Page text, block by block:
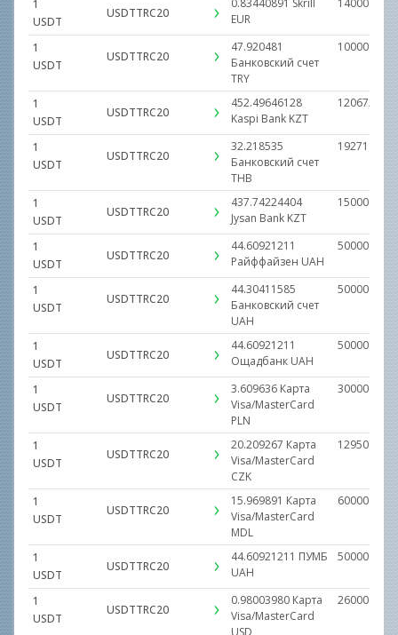
1
USDT
USDTTRC20
0.83440891 Skrill
EUR
1
USDT
USDTTRC20
47.920481
Банковский счет
TRY
1
USDT
USDTTRC20
452.49646128
Kaspi Bank KZT
1
USDT
USDTTRC20
32.218535
Банковский счет
THB
1
USDT
USDTTRC20
437.74224404
Jysan Bank KZT
1
USDT
USDTTRC20
44.60921211
Райффайзен UAH
1
USDT
USDTTRC20
44.30411585
Банковский счет
UAH
1
USDT
USDTTRC20
44.60921211
Ощадбанк UAH
1
USDT
USDTTRC20
3.609636 Карта
Visa/MasterCard
PLN
1
USDT
USDTTRC20
20.209267 Карта
Visa/MasterCard
CZK
1
USDT
USDTTRC20
15.969891 Карта
Visa/MasterCard
MDL
1
USDT
USDTTRC20
44.60921211 ПУМБ
UAH
1
USDT
USDTTRC20
0.98003980 Карта
Visa/MasterCard
USD